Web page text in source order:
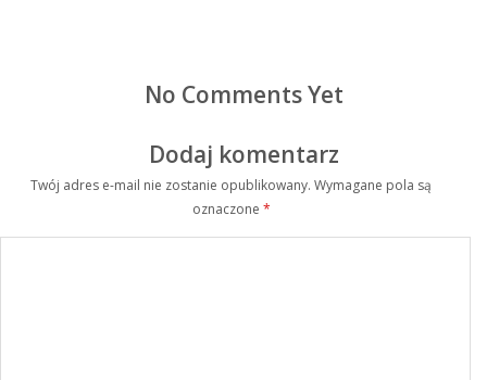
No Comments Yet
Dodaj komentarz
Twój adres e-mail nie zostanie opublikowany. Wymagane pola są
oznaczone *